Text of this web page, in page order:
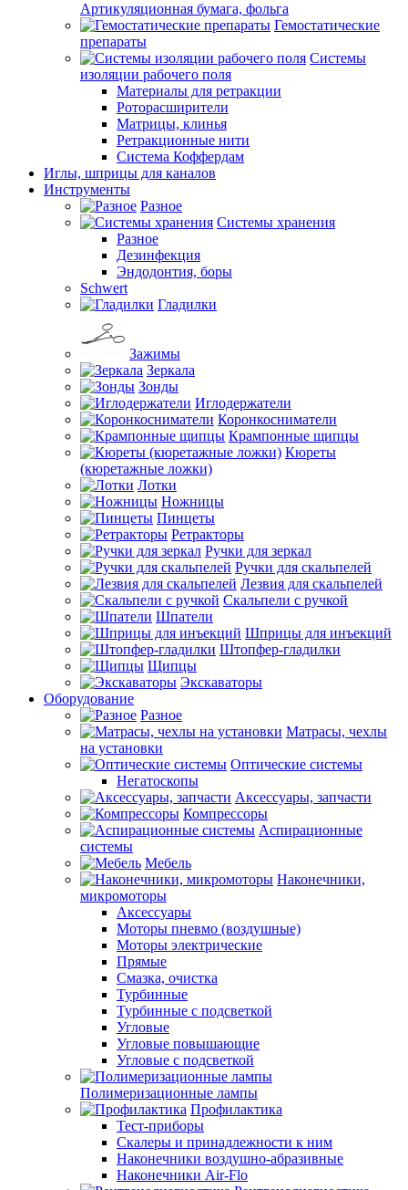
Артикуляционная бумага, фольга
Гемостатические
препараты
Системы
изоляции рабочего поля
Материалы для ретракции
Роторасширители
Матрицы, клинья
Ретракционные нити
Система Коффердам
Иглы, шприцы для каналов
Инструменты
Разное
Системы хранения
Разное
Дезинфекция
Эндодонтия, боры
Schwert
Гладилки
Зажимы
Зеркала
Зонды
Иглодержатели
Коронкосниматели
Крампонные щипцы
Кюреты
(кюретажные ложки)
Лотки
Ножницы
Пинцеты
Ретракторы
Ручки для зеркал
Ручки для скальпелей
Лезвия для скальпелей
Скальпели с ручкой
Шпатели
Шприцы для инъекций
Штопфер-гладилки
Щипцы
Экскаваторы
Оборудование
Разное
Матрасы, чехлы
на установки
Оптические системы
Негатоскопы
Аксессуары, запчасти
Компрессоры
Аспирационные
системы
Мебель
Наконечники,
микромоторы
Аксессуары
Моторы пневмо (воздушные)
Моторы электрические
Прямые
Смазка, очистка
Турбинные
Турбинные с подсветкой
Угловые
Угловые повышающие
Угловые с подсветкой
Полимеризационные лампы
Профилактика
Тест-приборы
Скалеры и принадлежности к ним
Наконечники воздушно-абразивные
Наконечники Air-Flo